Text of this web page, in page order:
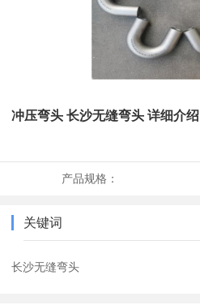
冲压弯头 长沙无缝弯头 详细介绍
产品规格：
关键词
长沙无缝弯头